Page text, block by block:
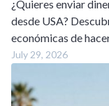
¿Quieres enviar
desde USA?
económicas de
July 29, 2026